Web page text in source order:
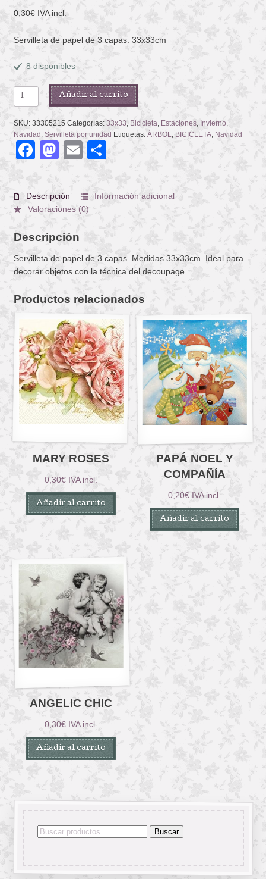
0,30€ IVA incl.
Servilleta de papel de 3 capas. 33x33cm
8 disponibles
CARGO
BIKE
cantidad
Añadir al carrito
SKU: 33305215 Categorías: 33x33 Bicicleta Estaciones, Invierno
Navidad Servilleta por unidad Etiquetas: ÁRBOL BICICLETA, Navidad
Facebook
Mastodon
Email
Descripción
Información adicional
Valoraciones (0)
Descripción
Servilleta de papel de 3 capas. Medidas 33x33cm. Ideal para
decorar objetos con la técnica del decoupage.
Productos relacionados
MARY ROSES
0,30€ IVA incl.
Añadir al carrito
PAPÁ NOEL Y
COMPAÑÍA
0,20€ IVA incl.
Añadir al carrito
ANGELIC CHIC
0,30€ IVA incl.
Añadir al carrito
Buscar
Buscar